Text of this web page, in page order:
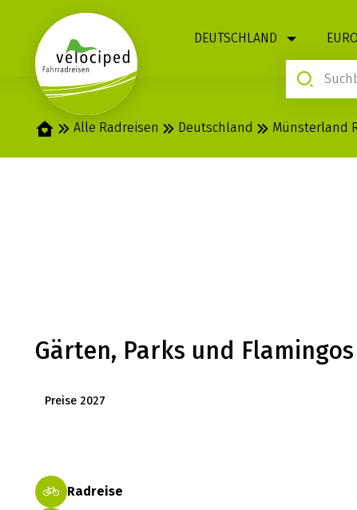
DEUTSCHLAND
StartseiteAlle Radreisen Deutschland Münsterland
Gärten, Parks und Flamingos
Preise 2027
Radreise